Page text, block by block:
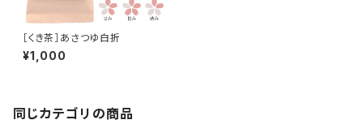
［くき茶］あさつゆ白折
¥1,000
同じカテゴリの商品